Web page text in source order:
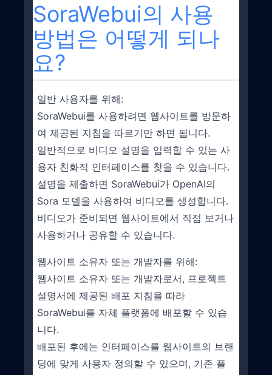
SoraWebui의 사용
방법은 어떻게 되나
요?
일반 사용자를 위해:
SoraWebui를 사용하려면 웹사이트를 방문하
여 제공된 지침을 따르기만 하면 됩니다.
일반적으로 비디오 설명을 입력할 수 있는 사
용자 친화적 인터페이스를 찾을 수 있습니다.
설명을 제출하면 SoraWebui가 OpenAI의
Sora 모델을 사용하여 비디오를 생성합니다.
비디오가 준비되면 웹사이트에서 직접 보거나
사용하거나 공유할 수 있습니다.
웹사이트 소유자 또는 개발자를 위해:
웹사이트 소유자 또는 개발자로서, 프로젝트
설명서에 제공된 배포 지침을 따라
SoraWebui를 자체 플랫폼에 배포할 수 있습
니다.
배포된 후에는 인터페이스를 웹사이트의 브랜
딩에 맞게 사용자 정의할 수 있으며, 기존 플